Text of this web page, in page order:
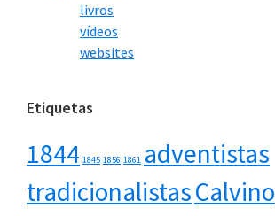
livros
vídeos
websites
Etiquetas
1844 1845 1856 1861 adventistas
tradicionalistasCalvino